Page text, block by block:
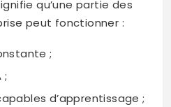
qu’une partie des
peut fonctionner :
;
;
d’apprentissage ;